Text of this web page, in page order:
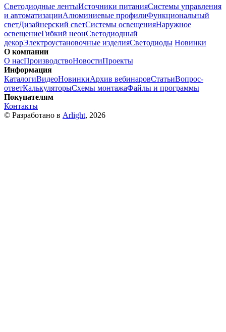
Светодиодные лентыИсточники питанияСистемы управления
и автоматизацииАлюминиевые профилиФункциональный
светДизайнерский светСистемы освещенияНаружное
освещениеГибкий неонСветодиодный
декорЭлектроустановочные изделияСветодиоды Новинки
О компании
О насПроизводствоНовостиПроекты
Информация
КаталогиВидеоНовинкиАрхив вебинаровСтатьиВопрос-
ответКалькуляторыСхемы монтажаФайлы и программы
Покупателям
Контакты
© Разработано в Arlight, 2026